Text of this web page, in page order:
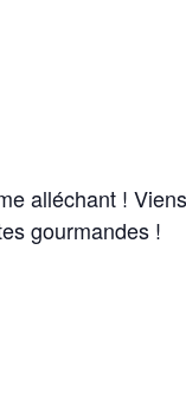
alléchant !
gourmandes !